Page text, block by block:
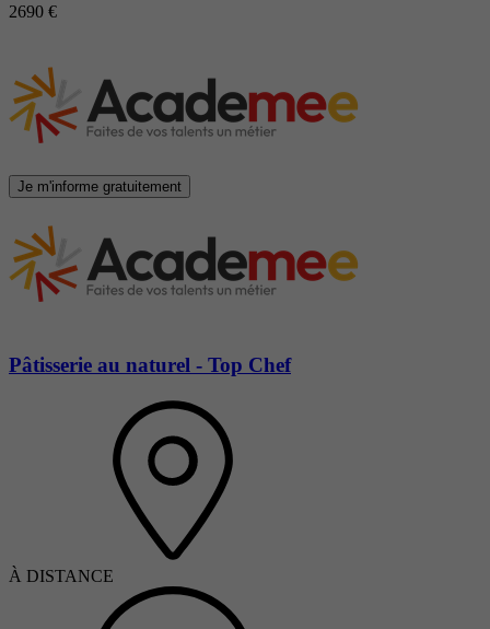
2690 €
Je m'informe gratuitement
Pâtisserie au naturel - Top Chef
À DISTANCE